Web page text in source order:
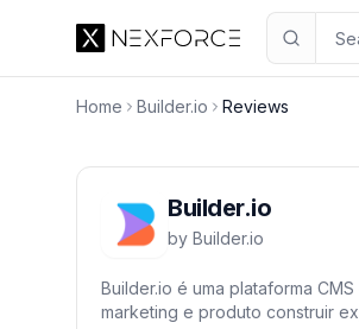
Home Builder.io Reviews
Builder.io
by Builder.io
Builder.io é uma plataforma
marketing e produto construir